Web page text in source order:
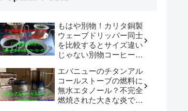
もはや別物！カリタ銅製
ウェーブドリッパー同士
を比較するとサイズ違い
じゃない別物コーヒード
「WDC-185開封レビュ
ー」
エバニューのチタンアル
コールストーブの燃料に
無水エタノール？不完全
燃焼された大きな炎でチ